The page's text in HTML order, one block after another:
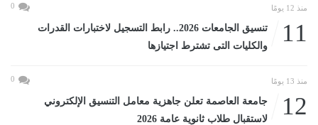
منذ 12 يومًا 0
11
تنسيق الجامعات 2026.. رابط التسجيل لاختبارات القدرات
والكليات التى تشترط اجتيازها
منذ 13 يومًا 0
12
جامعة العاصمة تعلن جاهزية معامل التنسيق الإلكتروني
لاستقبال طلاب ثانوية عامة 2026